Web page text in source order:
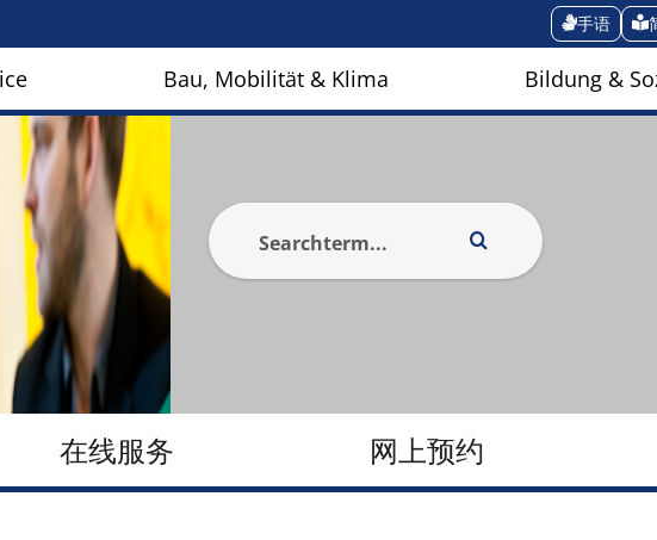
手语
Bau, Mobilität & Klima Bildung &
在线服务 网上预约